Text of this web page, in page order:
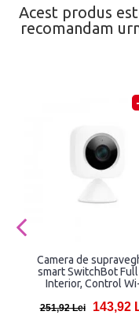
Acest produs
recomandam
Camera de
smart SwitchBot Full
Interior, Control
cu Alexa
251,92 Lei 143,92